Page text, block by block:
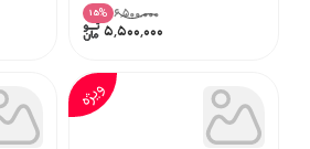
۶٬۵۰۰٬۰۰۰ %
15
۵٬۵۰۰٬۰۰۰
ویژه